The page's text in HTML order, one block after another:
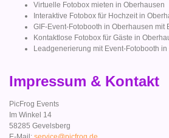
Virtuelle Fotobox mieten in Oberhausen
Interaktive Fotobox für Hochzeit in
GIF-Event-Fotobooth in Oberhausen mit
Kontaktlose Fotobox für Gäste in
Leadgenerierung mit Event-Fotobooth
Impressum & Kontakt
PicFrog Events
Im Winkel 14
58285 Gevelsberg